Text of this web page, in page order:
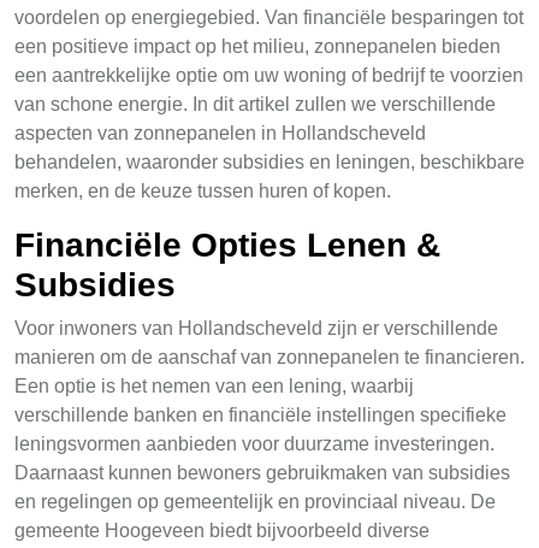
voordelen op energiegebied. Van financiële besparingen tot
een positieve impact op het milieu, zonnepanelen bieden
een aantrekkelijke optie om uw woning of bedrijf te voorzien
van schone energie. In dit artikel zullen we verschillende
aspecten van zonnepanelen in Hollandscheveld
behandelen, waaronder subsidies en leningen, beschikbare
merken, en de keuze tussen huren of kopen.
Financiële Opties Lenen &
Subsidies
Voor inwoners van Hollandscheveld zijn er verschillende
manieren om de aanschaf van zonnepanelen te financieren.
Een optie is het nemen van een lening, waarbij
verschillende banken en financiële instellingen specifieke
leningsvormen aanbieden voor duurzame investeringen.
Daarnaast kunnen bewoners gebruikmaken van subsidies
en regelingen op gemeentelijk en provinciaal niveau. De
gemeente Hoogeveen biedt bijvoorbeeld diverse